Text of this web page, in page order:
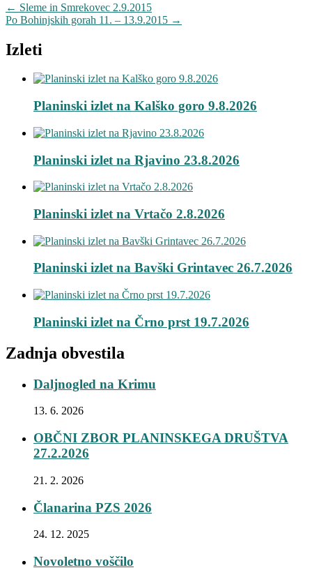
← Sleme in Smrekovec 2.9.2015
Po Bohinjskih gorah 11. – 13.9.2015 →
Izleti
Planinski izlet na Kalško goro 9.8.2026
Planinski izlet na Rjavino 23.8.2026
Planinski izlet na Vrtačo 2.8.2026
Planinski izlet na Bavški Grintavec 26.7.2026
Planinski izlet na Črno prst 19.7.2026
Zadnja obvestila
Daljnogled na Krimu
13. 6. 2026
OBČNI ZBOR PLANINSKEGA DRUŠTVA
27.2.2026
21. 2. 2026
Članarina PZS 2026
24. 12. 2025
Novoletno voščilo